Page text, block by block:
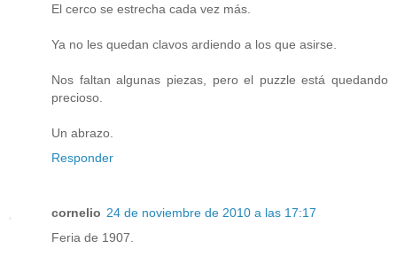
El cerco se estrecha cada vez más.
Ya no les quedan clavos ardiendo a los que asirse.
Nos faltan algunas piezas, pero el puzzle está quedando
precioso.
Un abrazo.
Responder
cornelio 24 de noviembre de 2010 a las 17:17
Feria de 1907.